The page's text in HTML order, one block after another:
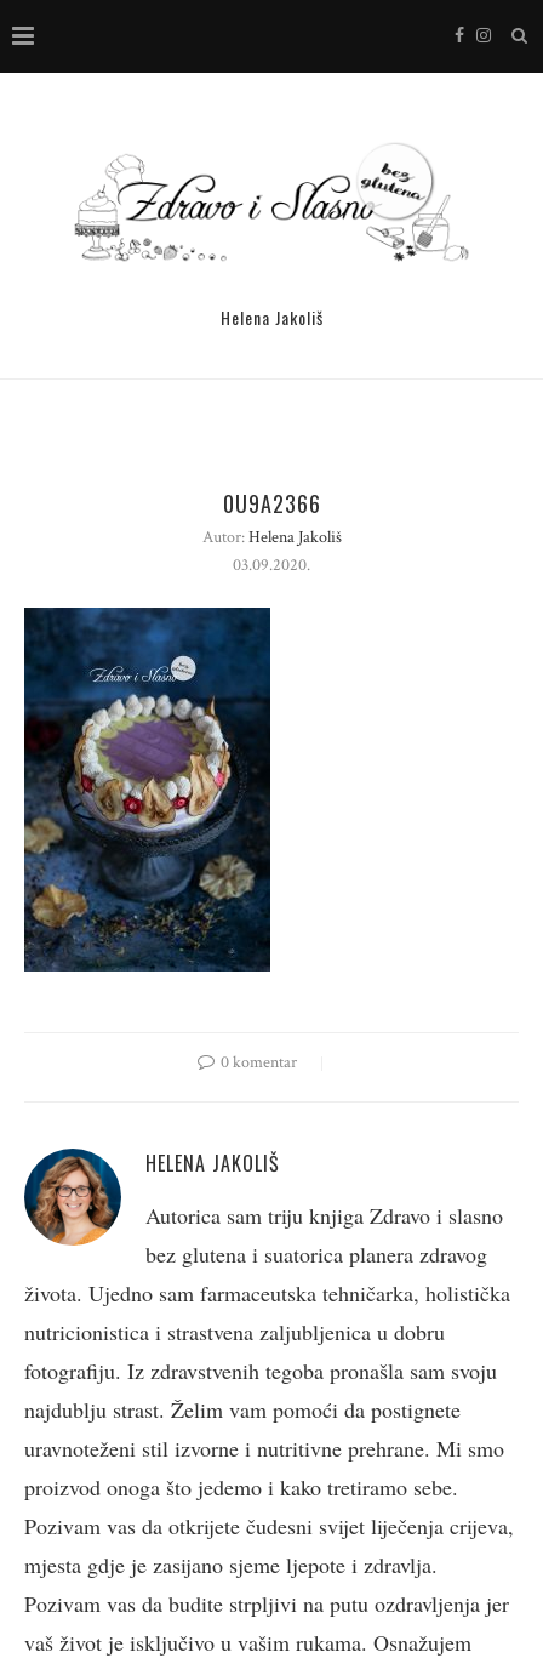
Helena Jakoliš
0U9A2366
Autor:Helena Jakoliš
03.09.2020.
0 komentar
HELENA JAKOLIŠ
Autorica sam triju knjiga Zdravo i slasno
bez glutena i suatorica planera zdravog
života. Ujedno sam farmaceutska tehničarka, holistička
nutricionistica i strastvena zaljubljenica u dobru
fotografiju. Iz zdravstvenih tegoba pronašla sam svoju
najdublju strast. Želim vam pomoći da postignete
uravnoteženi stil izvorne i nutritivne prehrane. Mi smo
proizvod onoga što jedemo i kako tretiramo sebe.
Pozivam vas da otkrijete čudesni svijet liječenja crijeva,
mjesta gdje je zasijano sjeme ljepote i zdravlja.
Pozivam vas da budite strpljivi na putu ozdravljenja jer
vaš život je isključivo u vašim rukama. Osnažujem